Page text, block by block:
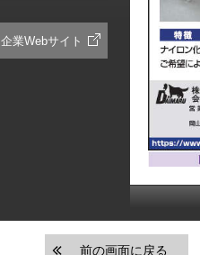
企業Webサイト
前の画面に戻る